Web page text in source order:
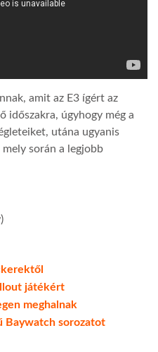
amit az E3 ígért az
időszakra, úgyhogy még a
utána ugyanis
során a legjobb
játékért
meghalnak
Baywatch sorozatot